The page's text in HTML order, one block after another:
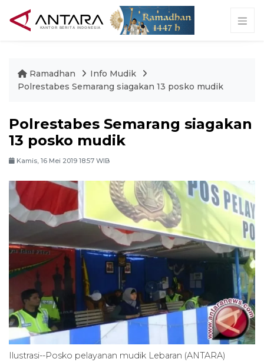
Ramadhan
Info Mudik
Polrestabes Semarang siagakan 13 posko mudik
Polrestabes Semarang siagakan
13 posko mudik
Kamis, 16 Mei 2019 18:57 WIB
Ilustrasi--Posko pelayanan mudik Lebaran (ANTARA)